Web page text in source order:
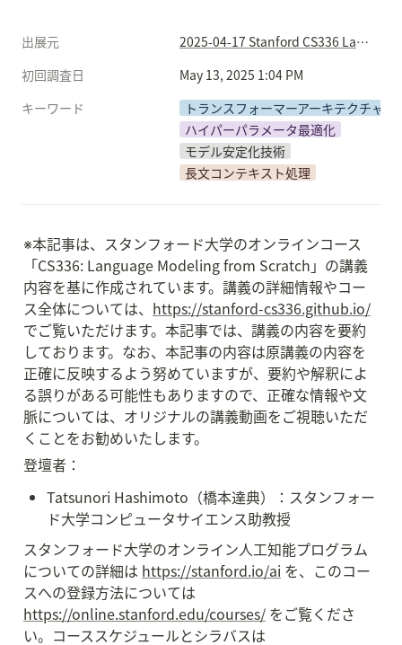
出展元
2025-04-17 Stanford CS336 Language Modeling from Scratch: 進化するトランスフォーマー - アーキテクチャと実装の秘訣
初回調査日
May 13, 2025 1:04 PM
キーワード
トランスフォーマーアーキテクチャ
ハイパーパラメータ最適化
モデル安定化技術
長文コンテキスト処理
※本記事は、スタンフォード大学のオンラインコース
「CS336: Language Modeling from Scratch」の講義
内容を基に作成されています。講義の詳細情報やコー
ス全体については、 https://stanford-cs336.github.io/
でご覧いただけます。本記事では、講義の内容を要約
しております。なお、本記事の内容は原講義の内容を
正確に反映するよう努めていますが、要約や解釈によ
る誤りがある可能性もありますので、正確な情報や文
脈については、オリジナルの講義動画をご視聴いただ
くことをお勧めいたします。
登壇者：
Tatsunori Hashimoto（橋本達典）：スタンフォー
ド大学コンピュータサイエンス助教授
スタンフォード大学のオンライン人工知能プログラム
についての詳細は https://stanford.io/ai を、このコー
https://online.stanford.edu/courses/ をご覧くださ